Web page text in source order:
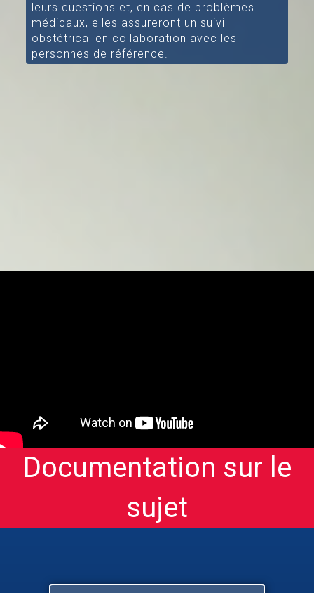
leurs questions et, en cas de problèmes
médicaux, elles assureront un suivi
obstétrical en collaboration avec les
personnes de référence.
Documentation sur le
sujet